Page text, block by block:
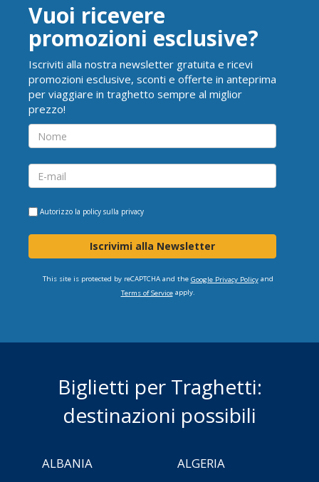
Vuoi ricevere
promozioni esclusive?
Iscriviti alla nostra newsletter gratuita e ricevi
promozioni esclusive, sconti e offerte in anteprima
per viaggiare in traghetto sempre al miglior
prezzo!
Autorizzo la policy sulla privacy
Iscrivimi alla Newsletter
This site is protected by reCAPTCHA and the Google Privacy Policyand
Terms of Serviceapply.
Biglietti per Traghetti:
destinazioni possibili
ALBANIA
ALGERIA